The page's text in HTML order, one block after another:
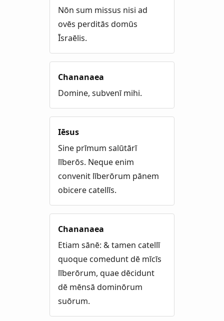
Nōn sum missus nisi ad
ovēs perditās domūs
Īsraēlis.
Chananaea
Domine, subvenī mihi.
Iēsus
Sine prīmum salūtārī
līberōs. Neque enim
convenit līberōrum pānem
obicere catellīs.
Chananaea
Etiam sānē: & tamen catellī
quoque comedunt dē mīcīs
līberōrum, quae dēcidunt
dē mēnsā dominōrum
suōrum.